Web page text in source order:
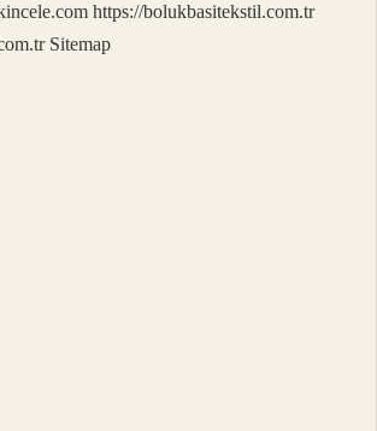
https://bolukbasitekstil.com.tr
Sitemap